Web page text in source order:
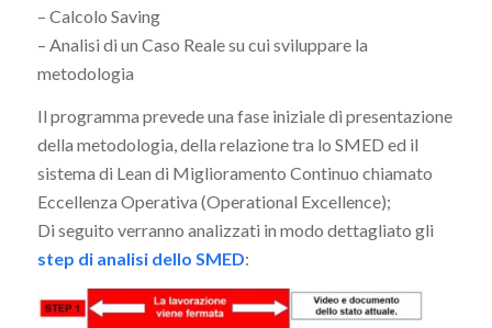
– Calcolo Saving
– Analisi di un Caso Reale su cui sviluppare la
metodologia
Il programma prevede una fase iniziale di presentazione
della metodologia, della relazione tra lo SMED ed il
sistema di Lean di Miglioramento Continuo chiamato
Eccellenza Operativa (Operational Excellence);
Di seguito verranno analizzati in modo dettagliato gli
step di analisi dello SMED: